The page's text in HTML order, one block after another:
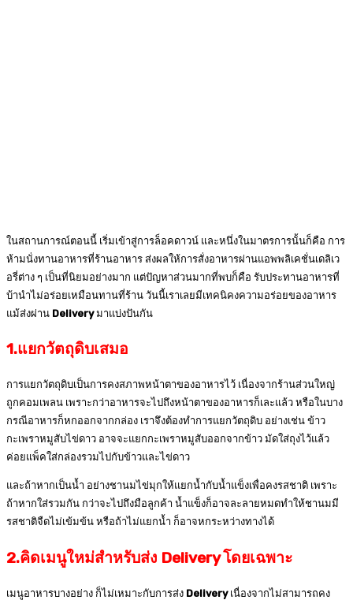
ในสถานการณ์ตอนนี้ เริ่มเข้าสู่การล็อคดาวน์ และหนึ่งในมาตรการนั้นก็คือ การ
ห้ามนั่งทานอาหารที่ร้านอาหาร ส่งผลให้การสั่งอาหารผ่านแอพพลิเคชั่นเดลิเว
อรี่ต่าง ๆ เป็นที่นิยมอย่างมาก แต่ปัญหาส่วนมากที่พบก็คือ รับประทานอาหารที่
บ้านำไม่อร่อยเหมือนทานที่ร้าน วันนี้เราเลยมีเทคนิคงความอร่อยของอาหาร
แม้ส่งผ่าน Deliveryมาแบ่งปันกัน
1.แยกวัตถุดิบเสมอ
การแยกวัตถุดิบเป็นการคงสภาพหน้าตาของอาหารไว้ เนื่องจากร้านส่วนใหญ่
ถูกคอมเพลน เพราะกว่าอาหารจะไปถึงหน้าตาของอาหารก็เละแล้ว หรือในบาง
กรณีอาหารก็หกออกจากกล่อง เราจึงต้องทำการแยกวัตถุดิบ อย่างเช่น ข้าว
กะเพราหมูสับไข่ดาว อาจจะแยกกะเพราหมูสับออกจากข้าว มัดใส่ถุงไว้แล้ว
ค่อยแพ็คใส่กล่องรวมไปกับข้าวและไข่ดาว
และถ้าหากเป็นน้ำ อย่างชานมไข่มุกให้แยกน้ำกับน้ำแข็งเพื่อคงรสชาติ เพราะ
ถ้าหากใส่รวมกัน กว่าจะไปถึงมือลูกค้า น้ำแข็งก็อาจละลายหมดทำให้ชานมมี
รสชาติจืดไม่เข้มข้น หรือถ้าไม่แยกน้ำ ก็อาจหกระหว่างทางได้
2.คิดเมนูใหม่สำหรับส่ง Delivery โดยเฉพาะ
เมนูอาหารบางอย่าง ก็ไม่เหมาะกับการส่ง Deliveryเนื่องจากไม่สามารถคง